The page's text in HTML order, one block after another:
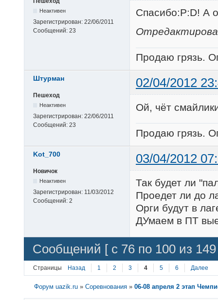
Неактивен
Зарегистрирован: 22/06/2011
Сообщений: 23
Cпасибо:P:D! А
Продаю грязь.
Штурман 02/04/2012
Пешеход
Неактивен
Зарегистрирован: 22/06/2011
Сообщений: 23
Ой, чёт
Продаю грязь.
Kot_700 03/04/2012
Новичок
Неактивен
Зарегистрирован: 11/03/2012
Сообщений: 2
Так будет ли
Проедет ли до
Орги будут в
ДУмаем в ПТ
Сообщений [ с 76 по 100 из
Страницы Назад 1 2 3 4 5 6 Далее
Форум uazik.ru » Соревнования » 06-08 апреля 2 этап